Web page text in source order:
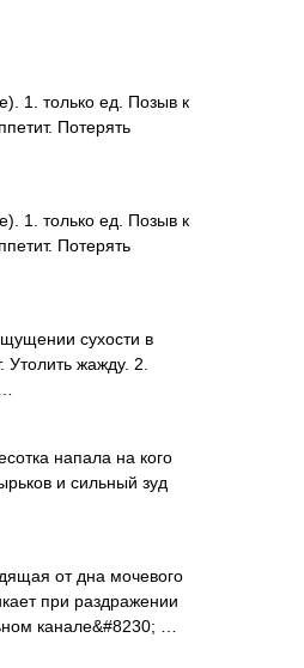
1. только ед. Позыв к
Потерять
1. только ед. Позыв к
Потерять
сухости в
жажду. 2.
напала на кого
и сильный зуд
от дна мочевого
при раздражении
канале&#8230; …